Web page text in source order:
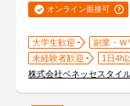
オンライン面接可
大学生歓迎 副業・Ｗ
未経験者歓迎
1日4h
株式会社ベネッセスタイ